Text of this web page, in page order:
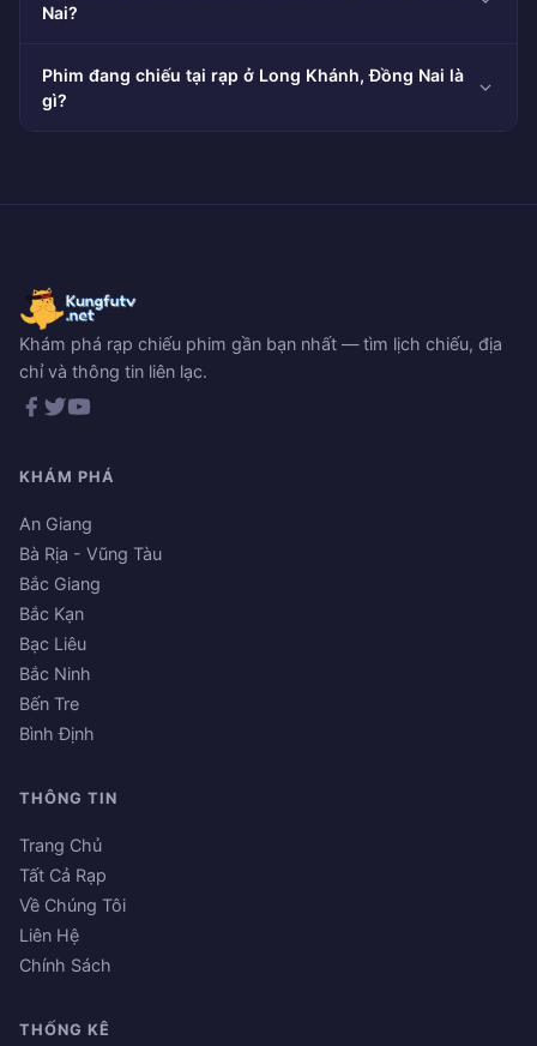
Nai?
Phim đang chiếu tại rạp ở Long Khánh, Đồng Nai là
gì?
Khám phá rạp chiếu phim gần bạn nhất — tìm lịch chiếu, địa
chỉ và thông tin liên lạc.
KHÁM PHÁ
An Giang
Bà Rịa - Vũng Tàu
Bắc Giang
Bắc Kạn
Bạc Liêu
Bắc Ninh
Bến Tre
Bình Định
THÔNG TIN
Trang Chủ
Tất Cả Rạp
Về Chúng Tôi
Liên Hệ
Chính Sách
THỐNG KÊ